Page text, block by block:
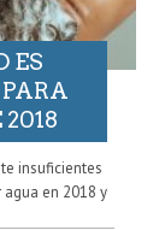
ES
insuficientes
en 2018 y